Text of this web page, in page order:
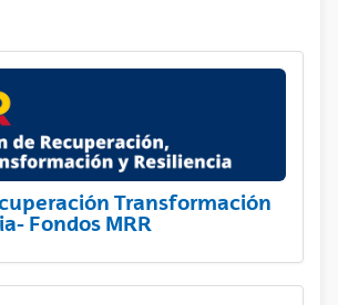
Transformación
Fondos MRR